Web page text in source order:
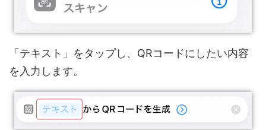
「テキスト」をタップし、QRコードにしたい内容
を入力します。